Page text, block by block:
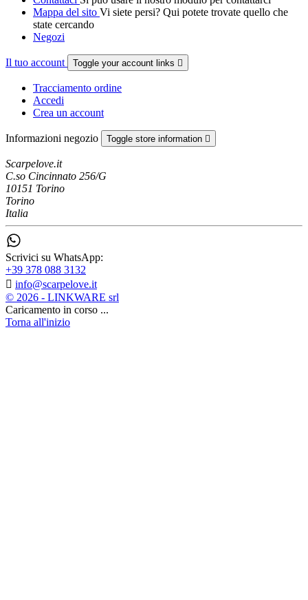
Mappa del sito Vi siete persi? Qui potete trovate quello che
state cercando
Negozi
Il tuo account Toggle your account links 
Tracciamento ordine
Accedi
Crea un account
Informazioni negozio Toggle store information 
Scarpelove.it
C.so Cincinnato 256/G
10151 Torino
Torino
Italia
Scrivici su WhatsApp:
+39 378 088 3132
 info@scarpelove.it
© 2026 - LINKWARE srl
Caricamento in corso ...
Torna all'inizio